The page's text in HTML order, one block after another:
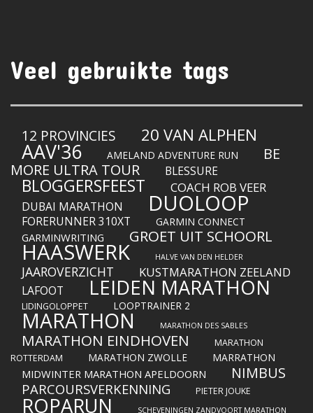
Veel gebruikte tags
12 PROVINCIES 20 VAN ALPHEN
AAV'36 AMELAND ADVENTURE RUN
BE
MORE ULTRA TOUR
BLESSURE
BLOGGERSFEEST COACH ROB VEER
DUBAI MARATHON DUOLOOP
FORERUNNER 310XT GARMIN CONNECT
GARMINWRITING GROET UIT SCHOORL
HAASWERK HALVE VAN DEN HELDER
JAAROVERZICHT KUSTMARATHON ZEELAND
LAFOOT LEIDEN MARATHON
LIDINGOLOPPET LOOPTRAINER 2
MARATHON MARATHON DES SABLES
MARATHON EINDHOVEN
MARATHON
ROTTERDAM
MARATHON ZWOLLE MARRATHON
MIDWINTER MARATHON APELDOORN NIMBUS
PARCOURSVERKENNING PIETER JOUKE
ROPARUN
SCHEVENINGEN ZANDVOORT MARATHON